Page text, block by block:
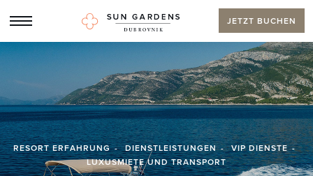
JETZT BUCHEN
RESORT ERFAHRUNG DIENSTLEISTUNGEN
VIP DIENSTE
LUXUSMIETE UND TRANSPORT